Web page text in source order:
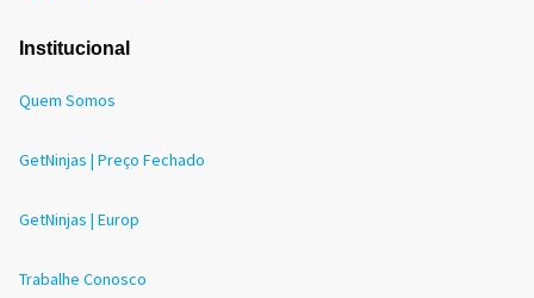
Institucional
Quem Somos
GetNinjas | Preço Fechado
GetNinjas | Europ
Trabalhe Conosco